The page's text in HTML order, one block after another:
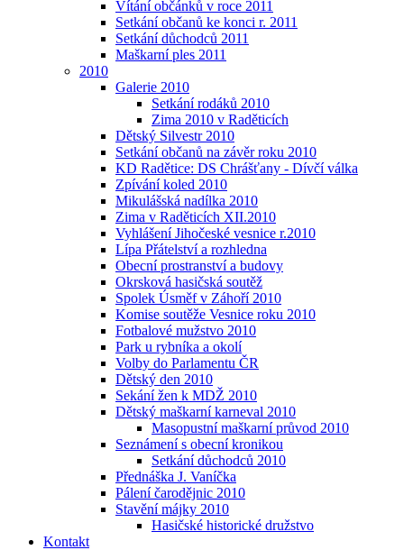
Vítání občánků v roce 2011
Setkání občanů ke konci r. 2011
Setkání důchodců 2011
Maškarní ples 2011
2010
Galerie 2010
Setkání rodáků 2010
Zima 2010 v Raděticích
Dětský Silvestr 2010
Setkání občanů na závěr roku 2010
KD Radětice: DS Chrášťany - Dívčí válka
Zpívání koled 2010
Mikulášská nadílka 2010
Zima v Raděticích XII.2010
Vyhlášení Jihočeské vesnice r.2010
Lípa Přátelství a rozhledna
Obecní prostranství a budovy
Okrsková hasičská soutěž
Spolek Úsměf v Záhoří 2010
Komise soutěže Vesnice roku 2010
Fotbalové mužstvo 2010
Park u rybníka a okolí
Volby do Parlamentu ČR
Dětský den 2010
Sekání žen k MDŽ 2010
Dětský maškarní karneval 2010
Masopustní maškarní průvod 2010
Seznámení s obecní kronikou
Setkání důchodců 2010
Přednáška J. Vaníčka
Pálení čarodějnic 2010
Stavění májky 2010
Hasičské historické družstvo
Kontakt